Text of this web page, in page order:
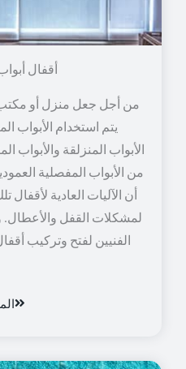
أقفال
من أجل جعل منزل أو مكتب
يتم استخدام الأبواب
الأبواب المنزلقة والأبواب
من الأبواب المفصلية
أن الآليات العادية لأقفال
لمشكلات القفل
الفنيين لفتح وتركيب